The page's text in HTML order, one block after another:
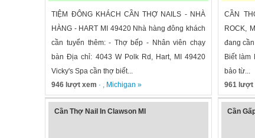
TIỆM ĐÔNG KHÁCH CẦN THỢ NAILS - NHÀ
HÀNG - HART MI 49420 Nhà hàng đông khách
cần tuyển thêm: - Thợ bếp - Nhân viên chạy
bàn Địa chỉ: 4043 W Polk Rd, Hart, MI 49420
Vicky's Spa cần thợ biết...
946 lượt xem · , Michigan »
CẦN
ROCK,
đang
Biết làm
bảo từ...
961 lượt
Cần Thợ Nail In Clawson MI Cần